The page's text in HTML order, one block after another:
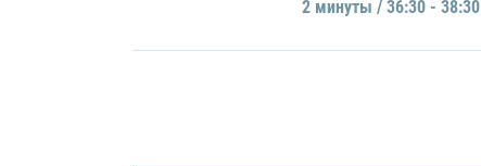
2 минуты / 36:30 - 38:30